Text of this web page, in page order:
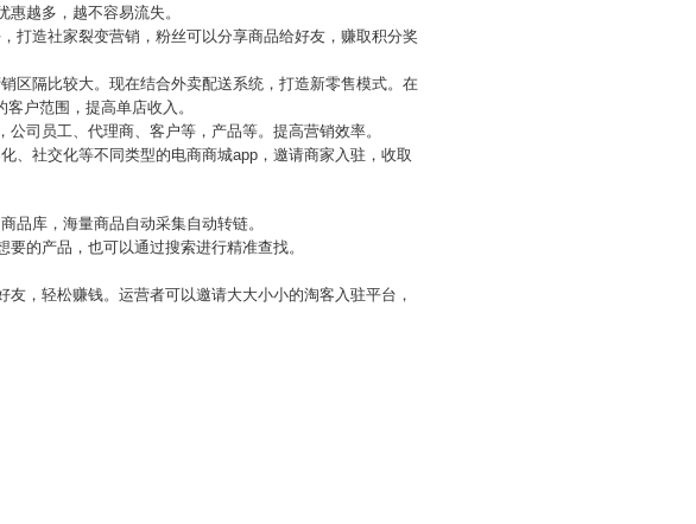
越多，越不容易流失。
打造社家裂变营销，粉丝可以分享商品给好友，赚取积分奖
区隔比较大。现在结合外卖配送系统，打造新零售模式。在
户范围，提高单店收入。
司员工、代理商、客户等，产品等。提高营销效率。
、社交化等不同类型的电商商城app，邀请商家入驻，收取
品库，海量商品自动采集自动转链。
的产品，也可以通过搜索进行精准查找。
，轻松赚钱。运营者可以邀请大大小小的淘客入驻平台，